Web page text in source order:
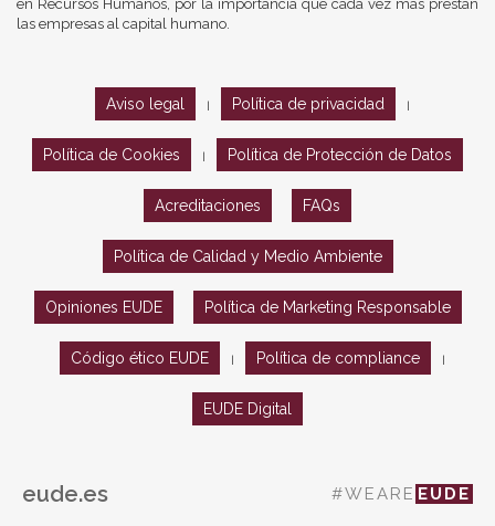
en Recursos Humanos, por la importancia que cada vez más prestan
las empresas al capital humano.
Aviso legal Política de privacidad
Política de Cookies Política de Protección de Datos
Acreditaciones FAQs
Política de Calidad y Medio Ambiente
Opiniones EUDE Política de Marketing Responsable
Código ético EUDE Política de compliance
EUDE Digital
eude.es #WEARE EUDE